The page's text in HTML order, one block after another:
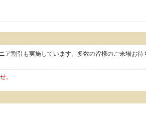
割引も実施しています。多数の皆様のご来場お待
。